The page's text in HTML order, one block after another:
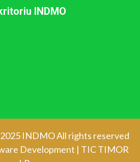
INDMO
INDMO All rights reserved
Development | TIC TIMOR